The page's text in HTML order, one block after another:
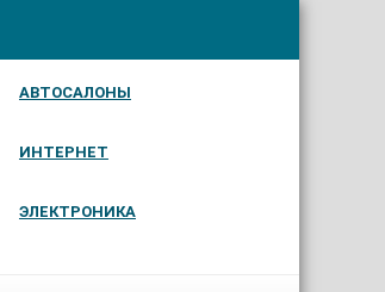
АВТОСАЛОНЫ
ИНТЕРНЕТ
ЭЛЕКТРОНИКА